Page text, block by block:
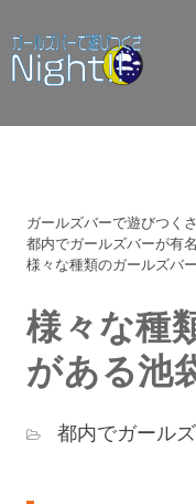
ガールズバーで遊びつく
都内でガールズバーが有
様々な種類のガールズバ
様々な種
がある池
都内でガール